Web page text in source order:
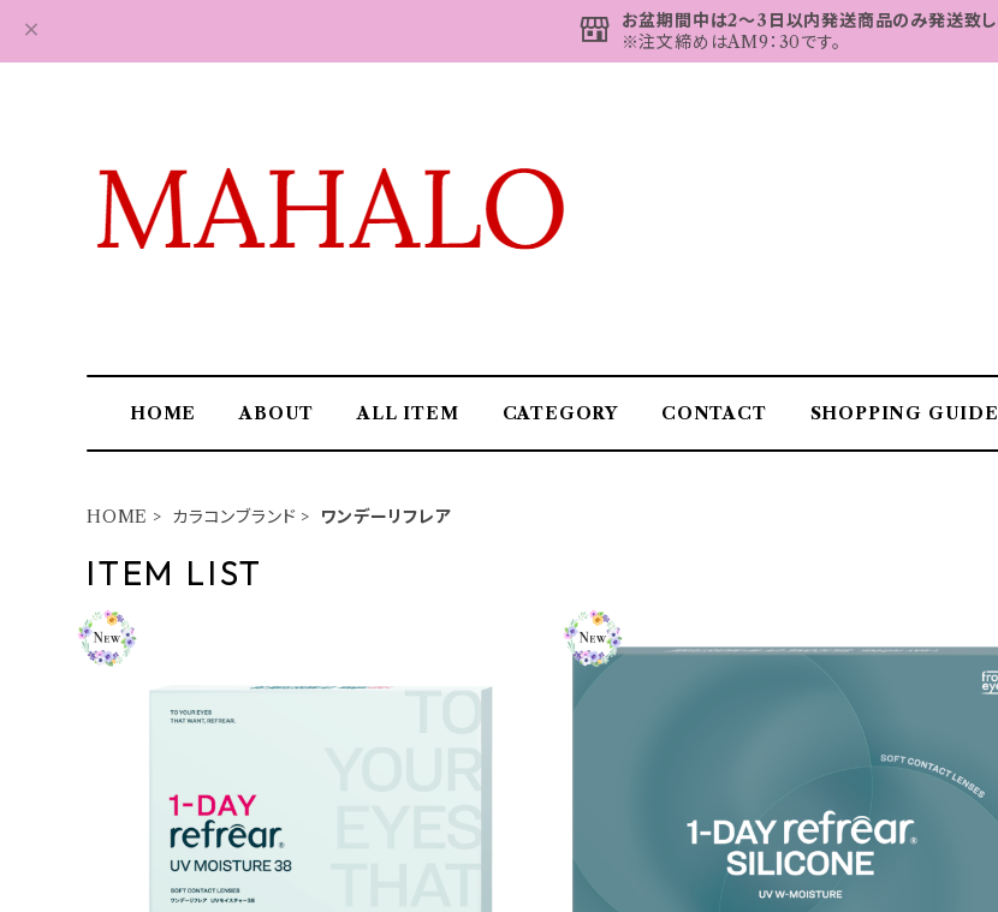
お盆期間中は2～3日以内発送商品のみ発送致し
※注文締めはAM9：30です。
HOME ABOUT ALL ITEM CATEGORY CONTACT SHOPPING GUIDE
HOME カラコンブランド ワンデーリフレア
ITEM LIST